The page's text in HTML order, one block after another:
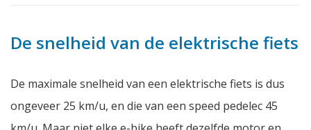
De snelheid van de elektrische fiets
De maximale snelheid van een elektrische fiets is dus
ongeveer 25 km/u, en die van een speed pedelec 45